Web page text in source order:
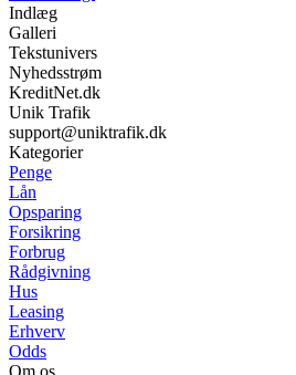
Indlæg
Galleri
Tekstunivers
Nyhedsstrøm
KreditNet.dk
Unik Trafik
support@uniktrafik.dk
Kategorier
Penge
Lån
Opsparing
Forsikring
Forbrug
Rådgivning
Hus
Leasing
Erhverv
Odds
Om os